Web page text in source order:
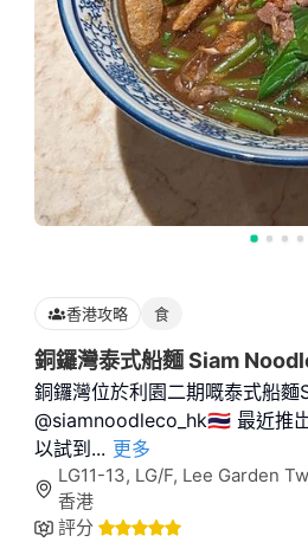
香港攻略 食
銅鑼灣泰式船麵 Siam
銅鑼灣位於利園二期嘅泰式船
@siamnoodleco_hk🇹🇭 最近推
以試到 ... 更多
LG11-13, LG/F, Lee Garden
香港
評分